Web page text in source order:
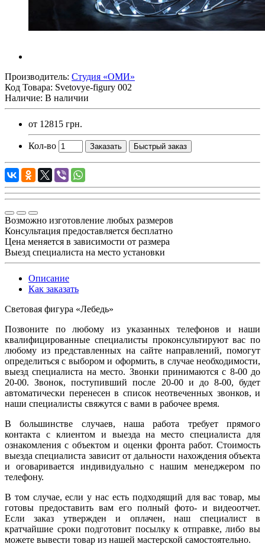
Производитель: Студия «ОМИ»
Код Товара: Svetovye-figury 002
Наличие: В наличии
от 12815 грн.
Кол-во Заказать Быстрый заказ
Возможно изготовление любых размеров
Консультация предоставляется бесплатно
Цена меняется в зависимости от размера
Выезд специалиста на место установки
Описание
Как заказать
Световая фигура «Лебедь»
Позвоните по любому из указанных телефонов и наши
квалифицированные специалисты проконсультируют вас по
любому из представленных на сайте направлений, помогут
определиться с выбором и оформить, в случае необходимости,
выезд специалиста на место. Звонки принимаются с 8-00 до
20-00. Звонок, поступивший после 20-00 и до 8-00, будет
автоматически перенесен в список неотвеченных звонков, и
наши специалисты свяжутся с вами в рабочее время.
В большинстве случаев, наша работа требует прямого
контакта с клиентом и выезда на место специалиста для
ознакомления с объектом и оценки фронта работ. Стоимость
выезда специалиста зависит от дальности нахождения объекта
и оговаривается индивидуально с нашим менеджером по
телефону.
В том случае, если у нас есть подходящий для вас товар, мы
готовы предоставить вам его полный фото- и видеоотчет.
Если заказ утвержден и оплачен, наш специалист в
кратчайшие сроки подготовит посылку к отправке, либо вы
можете вывести товар из нашей мастерской самостоятельно.